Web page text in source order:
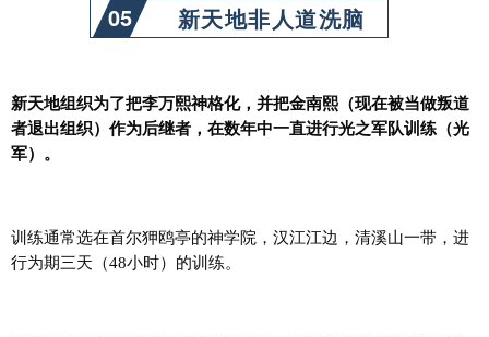
05 新天地非人道洗脑
新天地组织为了把李万熙神格化，并把金南熙（现在被当做叛道
者退出组织）作为后继者，在数年中一直进行光之军队训练（光
军）。
训练通常选在首尔狎鸥亭的神学院，汉江江边，清溪山一带，进
行为期三天（48小时）的训练。